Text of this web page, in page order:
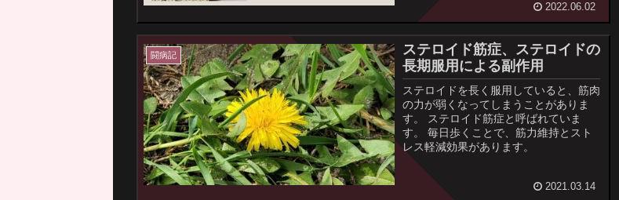
2022.06.02
闘病記
ステロイド筋症、ステロイドの
長期服用による副作用
ステロイドを長く服用していると、筋肉
の力が弱くなってしまうことがありま
す。 ステロイド筋症と呼ばれていま
す。 毎日歩くことで、筋力維持とスト
レス軽減効果があります。
2021.03.14